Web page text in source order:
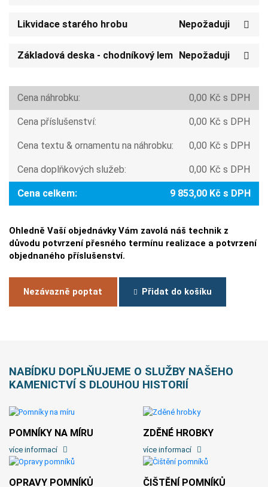
Likvidace starého hrobu Nepožaduji
Základová deska - chodníkový lem Nepožaduji
Cena náhrobku: 0,00 Kč s DPH
Cena příslušenství: 0,00 Kč s DPH
Cena textu & ornamentu na náhrobku: 0,00 Kč s DPH
Cena doplňkových služeb: 0,00 Kč s DPH
Cena celkem: 9 853,00 Kč s DPH
Ohledně Vaší objednávky Vám zavolá náš technik z
důvodu potvrzení přesného termínu realizace a potvrzení
objednaného příslušenství.
Nezávazně poptat Přidat do košíku
NABÍDKU DOPLŇUJEME O SLUŽBY NAŠEHO
KAMENICTVÍ S DLOUHOU HISTORIÍ
POMNÍKY NA MÍRU
více informací
ZDĚNÉ HROBKY
více informací
OPRAVY POMNÍKŮ ČIŠTĚNÍ POMNÍKŮ